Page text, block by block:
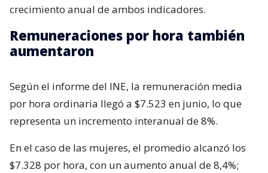
crecimiento anual de ambos indicadores.
Remuneraciones por hora también
aumentaron
Según el informe del INE, la remuneración media
por hora ordinaria llegó a $7.523 en junio, lo que
representa un incremento interanual de 8%.
En el caso de las mujeres, el promedio alcanzó los
$7.328 por hora, con un aumento anual de 8,4%;